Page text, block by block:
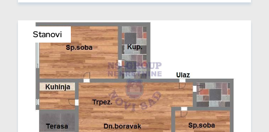
Stanovi